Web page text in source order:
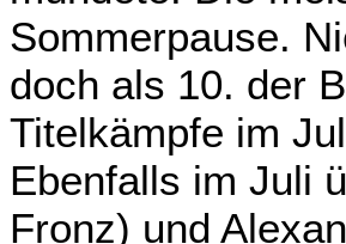
Sommerpause.
doch als 10. der
Titelkämpfe im
Ebenfalls im Juli
Fronz) und